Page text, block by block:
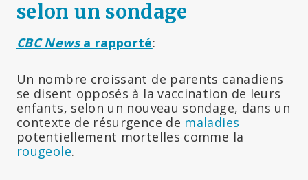
selon un sondage
CBC Newsa rapporté:
Un nombre croissant de parents canadiens
se disent opposés à la vaccination de leurs
enfants, selon un nouveau sondage, dans un
contexte de résurgence de maladies
potentiellement mortelles comme la
rougeole.